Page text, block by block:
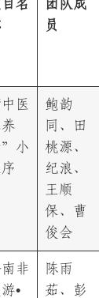
名
团队成
员
医
养
”小
鲍韵
同、田
桃源、
纪浪、
王顺
保、曹
俊会
非
•
陈雨
茹、彭